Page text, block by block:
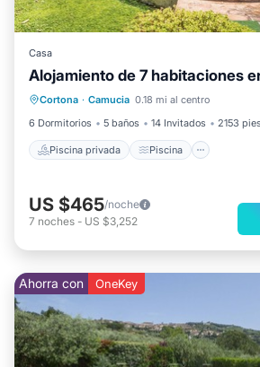
- Obligatorio: Limpieza final: 300.00
- Silla de bebe: 1
Casa
Alojamiento de 7 habitaciones
Cortona · Camucia 0.18 mi al centro
6 Dormitorios
5 baños 14 Invitados 2153
Piscina privada Piscina
Piscina privada Piscina
Apto para niños
US $465/noche
7 noches - US $3,252
Ahorra con OneKey